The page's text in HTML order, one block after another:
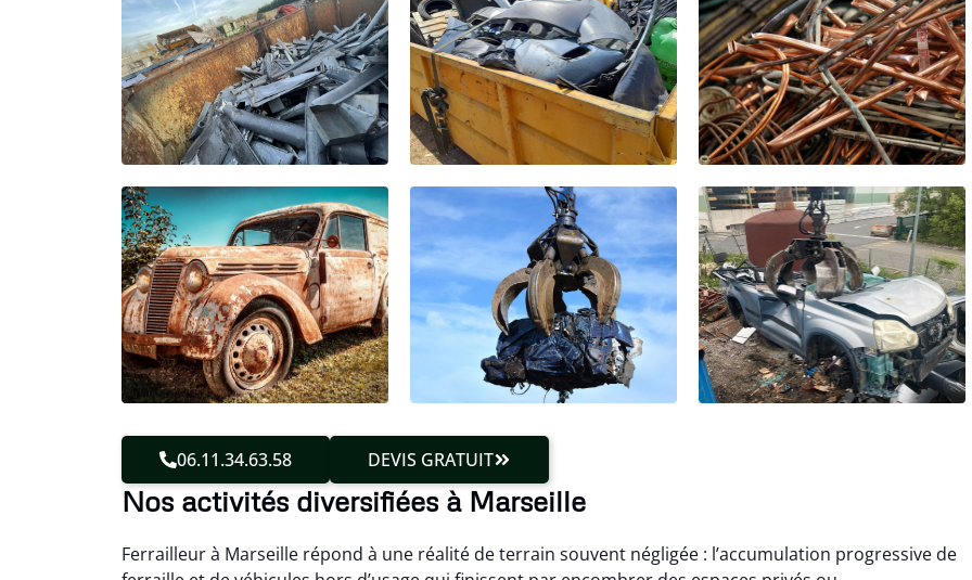
06.11.34.63.58 DEVIS GRATUIT
Nos activités diversifiées à Marseille
Ferrailleur à Marseille répond à une réalité de terrain souvent négligée : l’accumulation progressive de